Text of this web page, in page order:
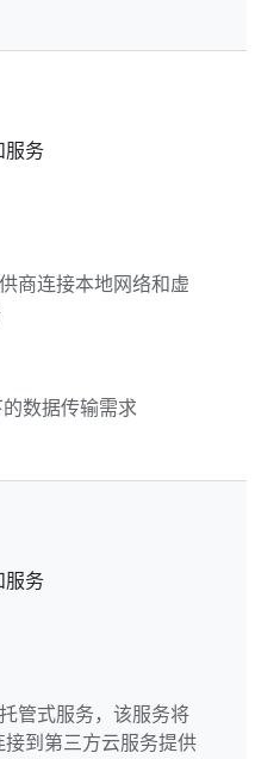
服务
商连接本地网络和虚
数据传输需求
服务
管式服务，该服务将
到第三方云服务提供